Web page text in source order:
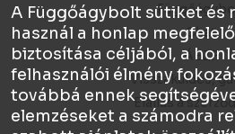
Chat
ÁSZF
Visszaküldés,
Elállás a
A Függőágybolt sütiket és
használ a honlap
biztosítása céljából, a
felhasználói élmény
továbbá ennek
elemzéseket a számodra